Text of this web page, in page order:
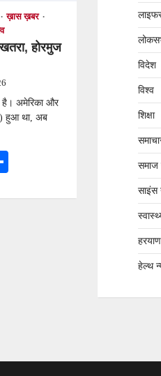
ख़ास ख़बर
होरमुज
है। अमेरिका और
हुआ था, अब
विदेश
विश्व
शिक्षा
समाज
साइंस
हेल्थ